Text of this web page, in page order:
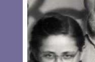
foarte pregnant în
more…
OCT 6, 2016